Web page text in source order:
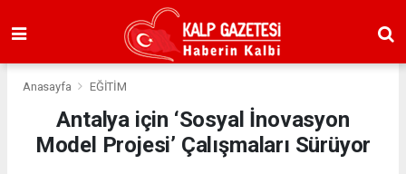
Anasayfa EĞİTİM
Antalya için ‘Sosyal İnovasyon
Model Projesi’ Çalışmaları Sürüyor